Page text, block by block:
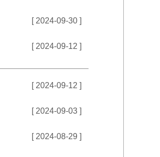
[ 2024-09-30 ]
[ 2024-09-12 ]
[ 2024-09-12 ]
[ 2024-09-03 ]
[ 2024-08-29 ]